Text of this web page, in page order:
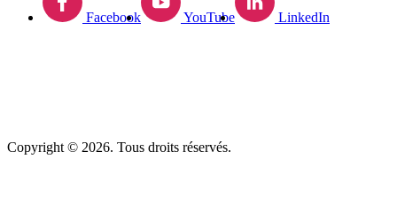
Facebook YouTube LinkedIn
Copyright © 2026. Tous droits réservés.